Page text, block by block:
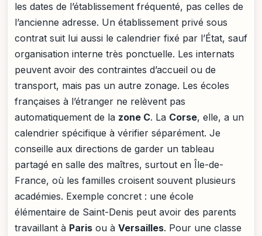
les dates de l’établissement fréquenté, pas celles de
l’ancienne adresse. Un établissement privé sous
contrat suit lui aussi le calendrier fixé par l’État, sauf
organisation interne très ponctuelle. Les internats
peuvent avoir des contraintes d’accueil ou de
transport, mais pas un autre zonage. Les écoles
françaises à l’étranger ne relèvent pas
automatiquement de la zone C. La Corse, elle, a un
calendrier spécifique à vérifier séparément. Je
conseille aux directions de garder un tableau
partagé en salle des maîtres, surtout en Île-de-
France, où les familles croisent souvent plusieurs
académies. Exemple concret : une école
élémentaire de Saint-Denis peut avoir des parents
travaillant à Paris ou à Versailles. Pour une classe